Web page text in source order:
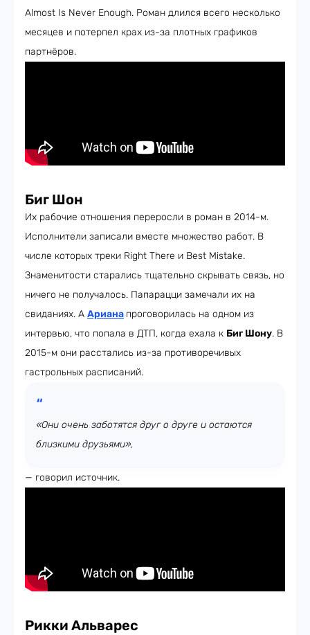
Almost Is Never Enough. Роман длился всего несколько
месяцев и потерпел крах из-за плотных графиков
партнёров.
Биг Шон
Их рабочие отношения переросли в роман в 2014-м.
Исполнители записали вместе множество работ. В
числе которых треки Right There и Best Mistake.
Знаменитости старались тщательно скрывать связь, но
ничего не получалось. Папарацци замечали их на
свиданиях. А Ариана проговорилась на одном из
интервью, что попала в ДТП, когда ехала к Биг Шону. В
2015-м они расстались из-за противоречивых
гастрольных расписаний.
«Они очень заботятся друг о друге и остаются
близкими друзьями»,
— говорил источник.
Рикки Альварес